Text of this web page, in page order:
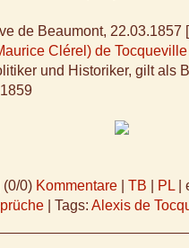
de Beaumont,
Clérel) de
und Historiker, gilt als
(0/0) Kommentare TB PL
Tags: Alexis de